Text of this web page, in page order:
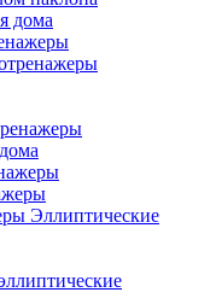
дома
Эллиптические